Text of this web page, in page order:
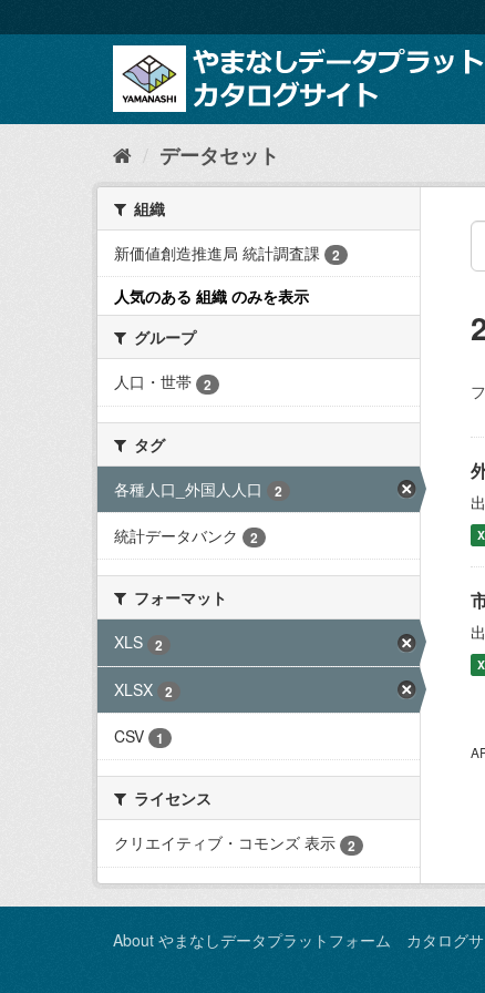
キ
て
データセット
組織
新価値創造推進局 統計調査課
2
人気のある 組織 のみを表示
グループ
人口・世帯
2
タグ
各種人口_外国人人口
2
統計データバンク 2
フォーマット
XLS
2
XLSX 2
CSV 1
ライセンス
クリエイティブ・コモンズ 表示
2
About やまなしデータプラットフォーム カタログサ